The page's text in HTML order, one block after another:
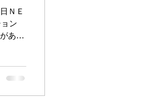
ＮＥ
ン
あ